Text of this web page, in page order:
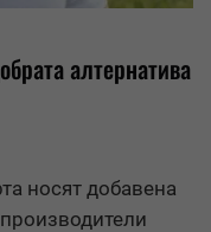
алтернатива
носят добавена